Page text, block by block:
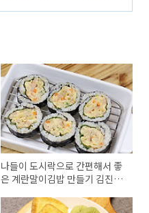
나들이 도시락으로 간편해서 좋
은 계란말이김밥 만들기 김진옥